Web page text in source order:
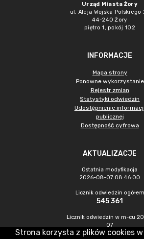
Urząd Miasta Żory
ul. Aleja Wojska Polskiego
44-240 Żory
piętro 1, pokój 102
INFORMACJE
Mapa strony
Ponowne wykorzystanie
Rejestr zmian
Statystyki odwiedzin
Udostępnienie informacji
publicznej
Dostępność cyfrowa
AKTUALIZACJE
Ostatnia modyfikacja
2026-08-07 08:46:00
Licznik odwiedzin ogółem
545 361
Licznik odwiedzin w m-cu
07
1 377
Strona korzysta z plików cookies